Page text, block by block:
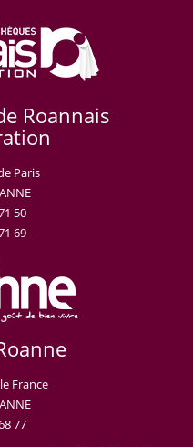
Roannais
Paris
50
69
France
77